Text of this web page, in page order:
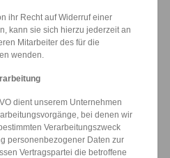
ihr Recht auf Widerruf einer
kann sie sich hierzu jederzeit an
Mitarbeiter des für die
wenden.
dient unserem Unternehmen
bei denen wir
Verarbeitungszweck
personenbezogener Daten zur
Vertragspartei die betroffene